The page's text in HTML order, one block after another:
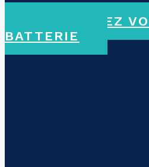
CHOISISSEZ
BATTERIE